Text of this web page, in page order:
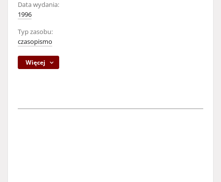
Data wydania:
1996
Typ zasobu:
czasopismo
Więcej